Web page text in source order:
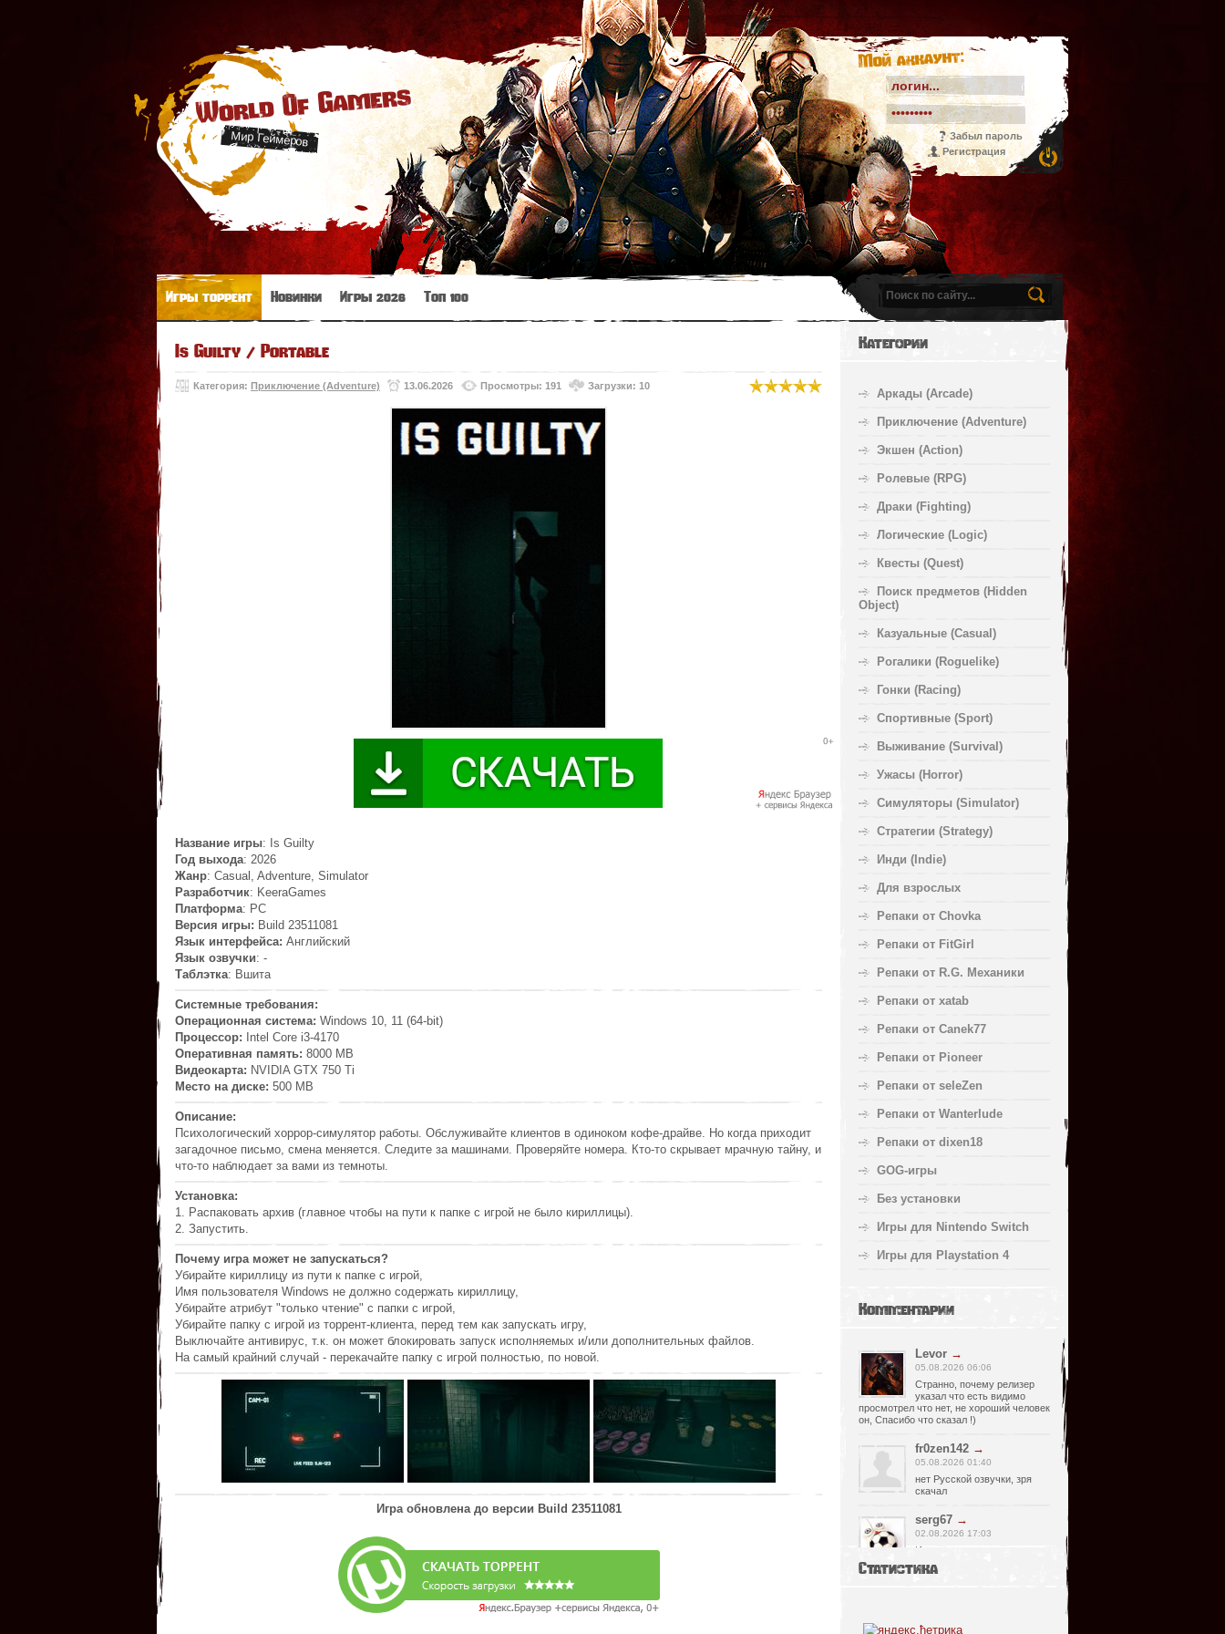
World Of Gamers
Мир Геймеров
Мой аккаунт:
Забыл пароль
Регистрация
Игры торрент Новинки Игры 2026 Топ 100
Is Guilty / Portable
Категория: Приключение (Adventure) 13.06.2026 Просмотры: 191 Загрузки: 10
Название игры: Is Guilty
Год выхода: 2026
Жанр: Casual, Adventure, Simulator
Разработчик: KeeraGames
Платформа: PC
Версия игры: Build 23511081
Язык интерфейса: Английский
Язык озвучки: -
Таблэтка: Вшита
Системные требования:
Операционная система: Windows 10, 11 (64-bit)
Процессор:
Intel Core i3-4170
Оперативная память: 8000 MB
Видеокарта: NVIDIA GTX 750 Ti
Место на диске: 500 MB
Описание:
Психологический хоррор‑симулятор работы. Обслуживайте клиентов в одиноком кофе‑драйве. Но когда приходит
загадочное письмо, смена меняется. Следите за машинами. Проверяйте номера. Кто‑то скрывает мрачную тайну, и
что‑то наблюдает за вами из темноты.
Установка:
1. Распаковать архив (главное чтобы на пути к папке с игрой не было кириллицы).
2. Запустить.
Почему игра может не запускаться?
Убирайте кириллицу из пути к папке с игрой,
Имя пользователя Windows не должно содержать кириллицу,
Убирайте атрибут "только чтение" с папки с игрой,
Убирайте папку с игрой из торрент-клиента, перед тем как запускать игру,
Выключайте антивирус, т.к. он может блокировать запуск исполняемых и/или дополнительных файлов.
На самый крайний случай - перекачайте папку с игрой полностью, по новой.
Игра обновлена до версии Build 23511081
Категории
Аркады (Arcade)
Приключение (Adventure)
Экшен (Action)
Ролевые (RPG)
Драки (Fighting)
Логические (Logic)
Квесты (Quest)
Поиск предметов (Hidden
Object)
Казуальные (Casual)
Рогалики (Roguelike)
Гонки (Racing)
Спортивные (Sport)
Выживание (Survival)
Ужасы (Horror)
Симуляторы (Simulator)
Стратегии (Strategy)
Инди (Indie)
Для взрослых
Репаки от Chovka
Репаки от FitGirl
Репаки от R.G. Механики
Репаки от xatab
Репаки от Canek77
Репаки от Pioneer
Репаки от seleZen
Репаки от Wanterlude
Репаки от dixen18
GOG-игры
Без установки
Игры для Nintendo Switch
Игры для Playstation 4
Комментарии
Levor →
05.08.2026 06:06
Странно, почему релизер
указал что есть видимо
просмотрел что нет, не хороший человек
он, Спасибо что сказал !)
fr0zen142 →
05.08.2026 01:40
нет Русской озвучки, зря
скачал
serg67 →
02.08.2026 17:03
Игра интересная,а снизил
уменьшения экрана,играешь только на
Статистика